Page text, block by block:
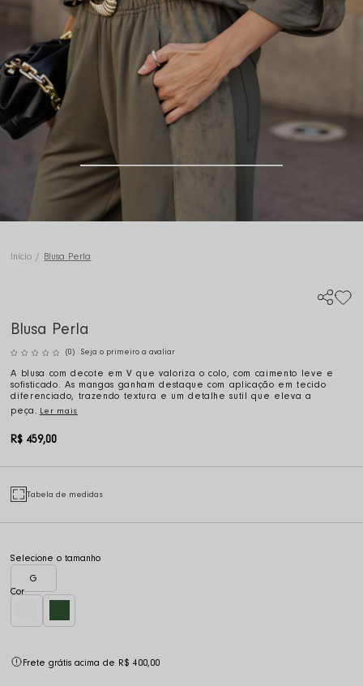
Início Blusa Perla
Blusa Perla
(0) Seja o primeiro a avaliar
A blusa com decote em V que valoriza o colo, com caimento leve e
sofisticado. As mangas ganham destaque com aplicação em tecido
diferenciado, trazendo textura e um detalhe sutil que eleva a
peça. Ler mais
R$ 459,00
Tabela de medidas
G
Frete grátis acima de R$ 400,00